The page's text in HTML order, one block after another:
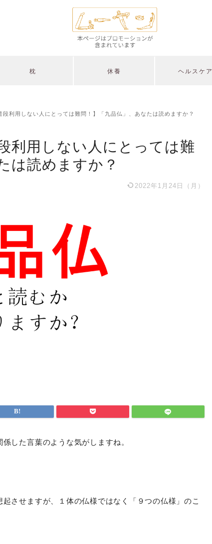
枕 休養 ヘルスケア
段利用しない人にとっては難問！】「九品仏」、あなたは読めますか？
利用しない人にとっては難
は読めますか？
2022年1月24日（月）
した言葉のような気がしますね。
させますが、１体の仏様ではなく「９つの仏様」のこ